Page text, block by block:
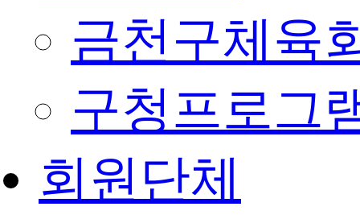
금천구체육
구청프로그
회원단체